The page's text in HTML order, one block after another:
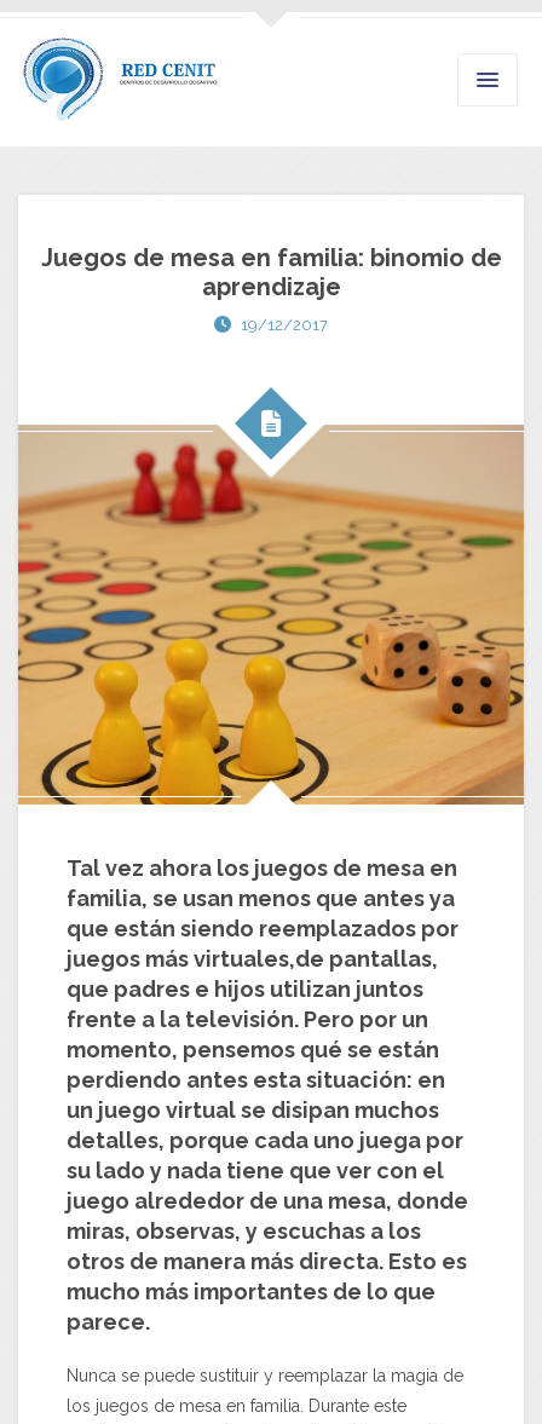
Juegos de mesa en familia: binomio de
aprendizaje
19/12/2017
Tal vez ahora los juegos de mesa en
familia, se usan menos que antes ya
que están siendo reemplazados por
juegos más virtuales,de pantallas,
que padres e hijos utilizan juntos
frente a la televisión. Pero por un
momento, pensemos qué se están
perdiendo antes esta situación: en
un juego virtual se disipan muchos
detalles, porque cada uno juega por
su lado y nada tiene que ver con el
juego alrededor de una mesa, donde
miras, observas, y escuchas a los
otros de manera más directa. Esto es
mucho más importantes de lo que
parece.
Nunca se puede sustituir y reemplazar la magia de
los juegos de mesa en familia. Durante este